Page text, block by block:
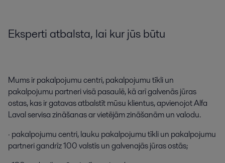
Eksperti atbalsta, lai kurjūsbūtu
Mumsirpakalpojumucentri,pakalpojumutīkliun
pakalpojumu partnerivisā pasaulē,kāarīgalvenāsjūras
ostas,kasirgatavasatbalstītmūsu klientus,apvienojotAlfa
Lavalservisazināšanasarvietējāmzināšanāmunvalodu.
· pakalpojumucentri,lauku pakalpojumutīkliun pakalpojumu
partnerigandrīz100valstīsungalvenajāsjūrasostās;